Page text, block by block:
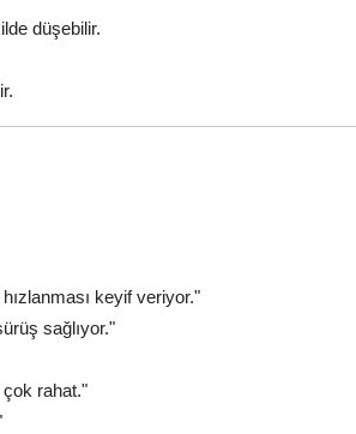
düşebilir.
keyif veriyor."
sağlıyor."
rahat."